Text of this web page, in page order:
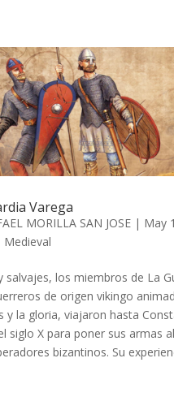
Varega
MORILLA SAN JOSE| May
Medieval
salvajes, los miembros de La
de origen vikingo
y la gloria, viajaron hasta
siglo X para poner sus armas
bizantinos. Su